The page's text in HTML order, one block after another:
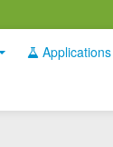
Applications